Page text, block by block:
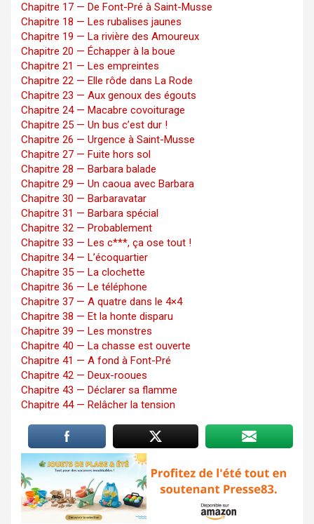
Chapitre 17 — De Font-Pré à Saint-Musse
Chapitre 18 — Les rubalises jaunes
Chapitre 19 — La rivière des Amoureux
Chapitre 20 — Échapper à la boue
Chapitre 21 — Les empreintes
Chapitre 22 — Elle rôde dans La Rode
Chapitre 23 — Aux genoux des égouts
Chapitre 24 — Macabre covoiturage
Chapitre 25 — Un bus c’est dur !
Chapitre 26 — Urgence à Saint-Musse
Chapitre 27 — Fuite hors sol
Chapitre 28 — Barbara balade
Chapitre 29 — Un caoua avec Barbara
Chapitre 30 — Barbaravatar
Chapitre 31 — Barbara spécial
Chapitre 32 — Probablement
Chapitre 33 — Les c***, ça ose tout !
Chapitre 34 — L’écoquartier
Chapitre 35 — La clochette
Chapitre 36 — Le téléphone
Chapitre 37 — A quatre dans le 4×4
Chapitre 38 — Et la honte disparu
Chapitre 39 — Les monstres
Chapitre 40 — La chasse est ouverte
Chapitre 41 — A fond à Font-Pré
Chapitre 42 — Deux-rooues
Chapitre 43 — Déclarer sa flamme
Chapitre 44 — Relâcher la tension